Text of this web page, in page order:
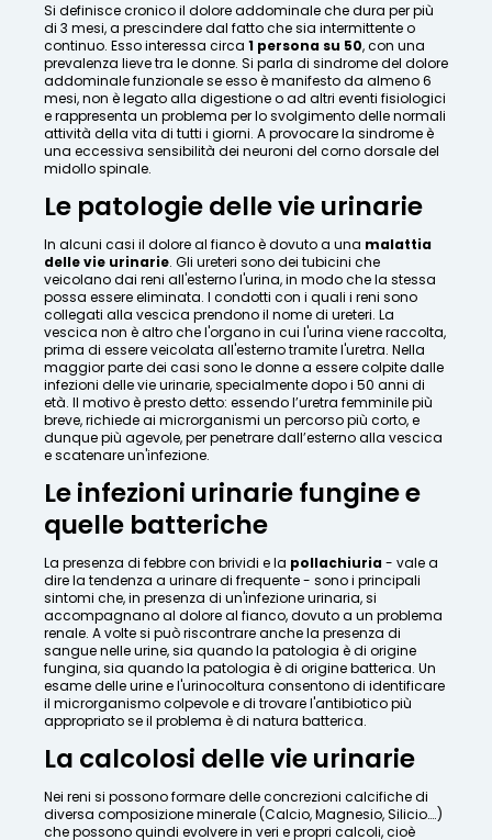
Si definisce cronico il dolore addominale che dura per più
di 3 mesi, a prescindere dal fatto che sia intermittente o
continuo. Esso interessa circa 1 persona su 50, con una
prevalenza lieve tra le donne. Si parla di sindrome del dolore
addominale funzionale se esso è manifesto da almeno 6
mesi, non è legato alla digestione o ad altri eventi fisiologici
e rappresenta un problema per lo svolgimento delle normali
attività della vita di tutti i giorni. A provocare la sindrome è
una eccessiva sensibilità dei neuroni del corno dorsale del
midollo spinale.
Le patologie delle vie urinarie
In alcuni casi il dolore al fianco è dovuto a una malattia
delle vie urinarie. Gli ureteri sono dei tubicini che
veicolano dai reni all'esterno l'urina, in modo che la stessa
possa essere eliminata. I condotti con i quali i reni sono
collegati alla vescica prendono il nome di ureteri. La
vescica non è altro che l'organo in cui l'urina viene raccolta,
prima di essere veicolata all'esterno tramite l'uretra. Nella
maggior parte dei casi sono le donne a essere colpite dalle
infezioni delle vie urinarie, specialmente dopo i 50 anni di
età. Il motivo è presto detto: essendo l’uretra femminile più
breve, richiede ai microrganismi un percorso più corto, e
dunque più agevole, per penetrare dall’esterno alla vescica
e scatenare un'infezione.
Le infezioni urinarie fungine e
quelle batteriche
La presenza di febbre con brividi e la pollachiuria- vale a
dire la tendenza a urinare di frequente - sono i principali
sintomi che, in presenza di un'infezione urinaria, si
accompagnano al dolore al fianco, dovuto a un problema
renale. A volte si può riscontrare anche la presenza di
sangue nelle urine, sia quando la patologia è di origine
fungina, sia quando la patologia è di origine batterica. Un
esame delle urine e l'urinocoltura consentono di identificare
il microrganismo colpevole e di trovare l'antibiotico più
appropriato se il problema è di natura batterica.
La calcolosi delle vie urinarie
Nei reni si possono formare delle concrezioni calcifiche di
diversa composizione minerale (Calcio, Magnesio, Silicio….)
che possono quindi evolvere in veri e propri calcoli, cioè